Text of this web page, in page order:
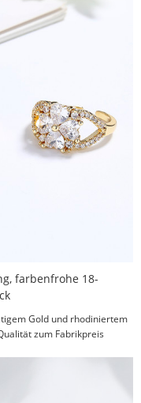
farbenfrohe 18-
Gold und rhodiniertem
zum Fabrikpreis